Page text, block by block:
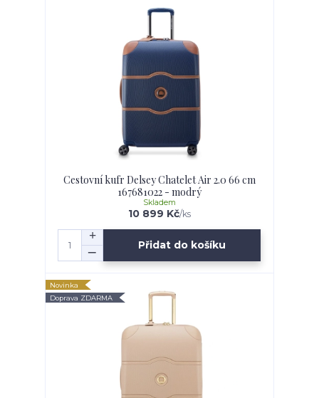
Cestovní kufr Delsey Chatelet Air 2.0 66 cm
167681022 - modrý
10 899 Kč/ks
Skladem
Přidat do košíku
Novinka
Doprava ZDARMA